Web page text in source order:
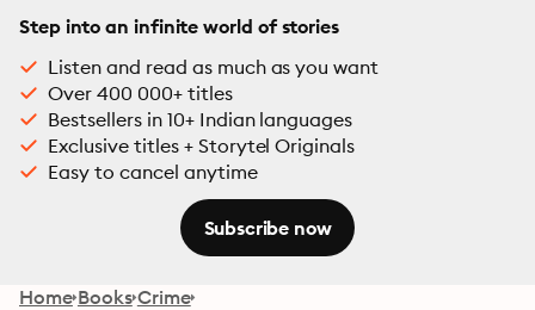
Step into an infinite world of stories
Listen and read as much as you want
Over 400 000+ titles
Bestsellers in 10+ Indian languages
Exclusive titles + Storytel Originals
Easy to cancel anytime
Subscribe now
Home Books Crime